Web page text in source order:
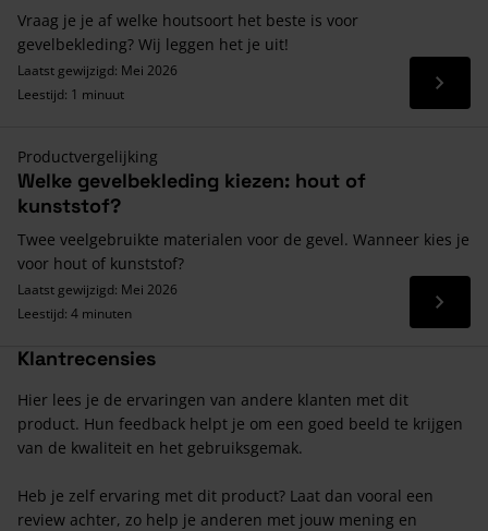
Vraag je je af welke houtsoort het beste is voor
gevelbekleding? Wij leggen het je uit!
Laatst gewijzigd: Mei 2026
Leestijd: 1 minuut
Lees
Productvergelijking
Welke gevelbekleding kiezen: hout of
kunststof?
Twee veelgebruikte materialen voor de gevel. Wanneer kies je
voor hout of kunststof?
Laatst gewijzigd: Mei 2026
Leestijd: 4 minuten
Lees
Klantrecensies
Hier lees je de ervaringen van andere klanten met dit
product. Hun feedback helpt je om een goed beeld te krijgen
van de kwaliteit en het gebruiksgemak.
Heb je zelf ervaring met dit product? Laat dan vooral een
review achter, zo help je anderen met jouw mening en